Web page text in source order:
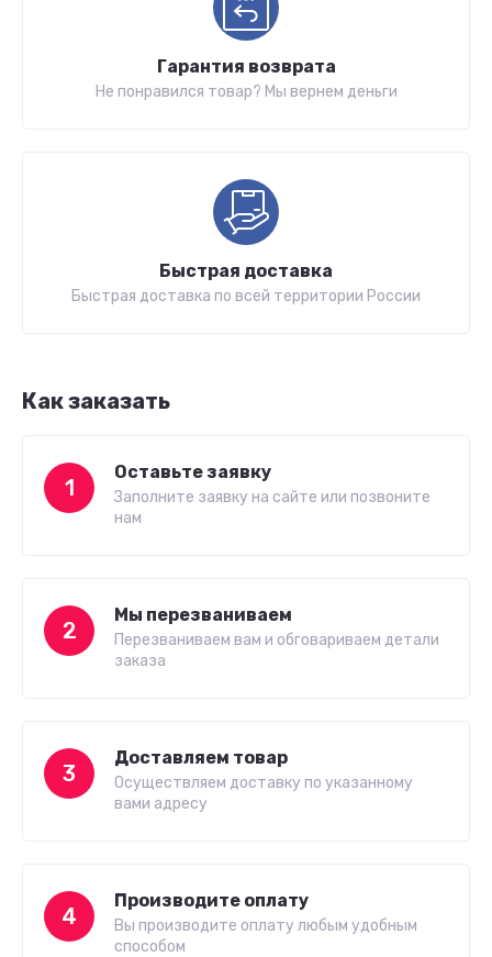
Гарантия возврата
Не понравился товар? Мы вернем деньги
Быстрая доставка
Быстрая доставка по всей территории России
Как заказать
1
Оставьте заявку
Заполните заявку на сайте или позвоните
нам
2
Мы перезваниваем
Перезваниваем вам и обговариваем детали
заказа
3
Доставляем товар
Осуществляем доставку по указанному
вами адресу
4
Производите оплату
Вы производите оплату любым удобным
способом